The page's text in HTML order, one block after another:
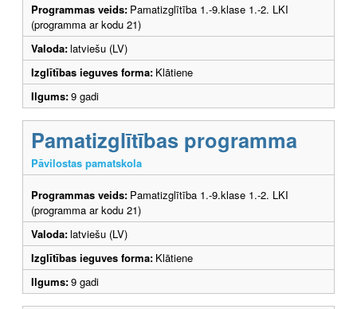
Programmas veids: Pamatizglītība 1.-9.klase 1.-2. LKI
(programma ar kodu 21)
Valoda:latviešu (LV)
Izglītības ieguves forma: Klātiene
Ilgums:9 gadi
Pamatizglītības programma
Pāvilostas pamatskola
Programmas veids: Pamatizglītība 1.-9.klase 1.-2. LKI
(programma ar kodu 21)
Valoda:latviešu (LV)
Izglītības ieguves forma: Klātiene
Ilgums:9 gadi